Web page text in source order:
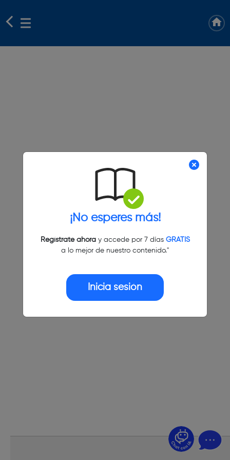
¡No esperes más!
Regístrate ahoray accede por 7 días GRATIS
a lo mejor de nuestro contenido."
Inicia sesión